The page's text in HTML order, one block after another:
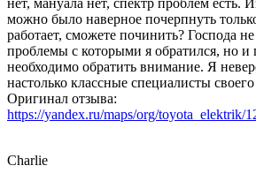
можно было наверное почерпнуть
работает, сможете починить? Господа
проблемы с которыми я обратился, но и
необходимо обратить внимание. Я
настолько классные специалисты своего
Оригинал отзыва:
https://yandex.ru/maps/org/toyota_elektrik/
Charlie